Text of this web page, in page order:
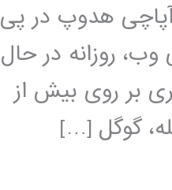
هدوپ در پی
روزانه در حال
بر روی بیش از
گوگل […]